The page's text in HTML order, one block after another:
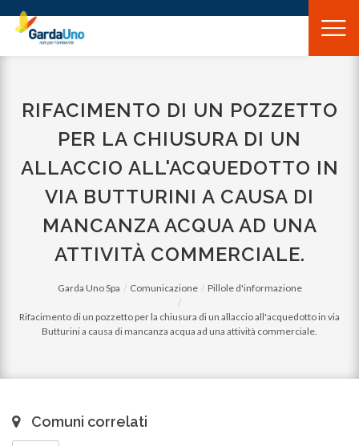
Gardauno
Spa
RIFACIMENTO DI UN POZZETTO
PER LA CHIUSURA DI UN
ALLACCIO ALL'ACQUEDOTTO IN
VIA BUTTURINI A CAUSA DI
MANCANZA ACQUA AD UNA
ATTIVITÀ COMMERCIALE.
Garda Uno Spa Comunicazione Pillole d'informazione
Rifacimento di un pozzetto per la chiusura di un allaccio all'acquedotto in via
Butturini a causa di mancanza acqua ad una attività commerciale.
Comuni correlati